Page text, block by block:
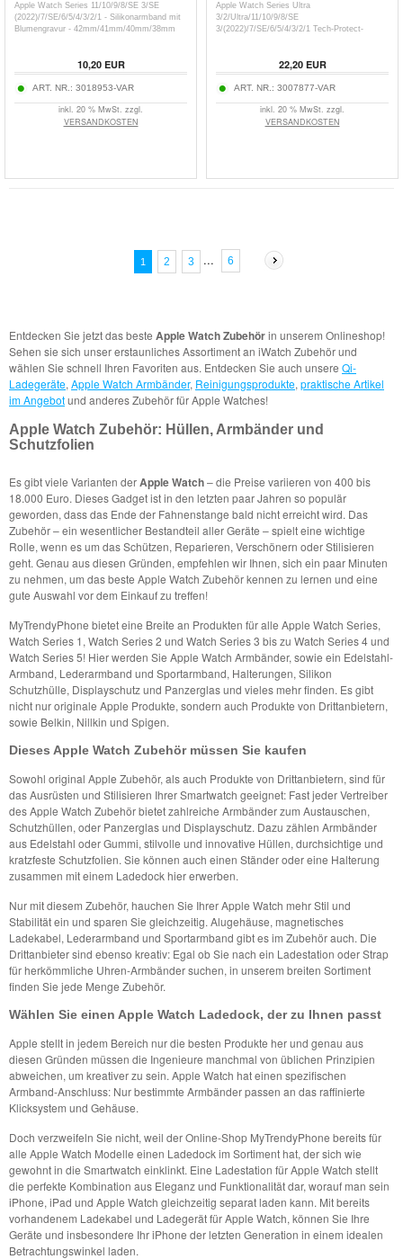
Apple Watch Series 11/10/9/8/SE 3/SE
(2022)/7/SE/6/5/4/3/2/1 - Silikonarmband mit
Blumengravur - 42mm/41mm/40mm/38mm
10,20EUR
ART. NR.: 3018953-VAR
inkl. 20 % MwSt. zzgl.
VERSANDKOSTEN
Apple Watch Series Ultra
3/2/Ultra/11/10/9/8/SE
3/(2022)/7/SE/6/5/4/3/2/1 Tech-Protect-
22,20EUR
ART. NR.: 3007877-VAR
inkl. 20 % MwSt. zzgl.
VERSANDKOSTEN
1 2 3 ... 6
Entdecken Sie jetzt das beste Apple Watch Zubehörin unserem Onlineshop!
Sehen sie sich unser erstaunliches Assortiment an iWatch Zubehör und
wählen Sie schnell Ihren Favoriten aus. Entdecken Sie auch unsere Qi-
Ladegeräte, Apple Watch Armbänder, Reinigungsprodukte, praktische Artikel
im Angebotund anderes Zubehör für Apple Watches!
Apple Watch Zubehör: Hüllen, Armbänder und
Schutzfolien
Es gibt viele Varianten derApple Watch– die Preise variieren von 400 bis
18.000 Euro. Dieses Gadget ist in den letzten paar Jahren so populär
geworden, dass das Ende der Fahnenstange bald nicht erreicht wird. Das
Zubehör – ein wesentlicher Bestandteil aller Geräte – spielt eine wichtige
Rolle, wenn es um das Schützen, Reparieren, Verschönern oder Stilisieren
geht. Genau aus diesen Gründen, empfehlen wir Ihnen, sich ein paar Minuten
zu nehmen, um das beste Apple Watch Zubehör kennen zu lernen und eine
gute Auswahl vor dem Einkauf zu treffen!
MyTrendyPhone bietet eine Breite an Produkten für alle Apple Watch Series,
Watch Series 1, Watch Series 2 und Watch Series 3 bis zu Watch Series 4 und
Watch Series 5! Hier werden Sie Apple Watch Armbänder, sowie ein Edelstahl-
Armband, Lederarmband und Sportarmband, Halterungen, Silikon
Schutzhülle, Displayschutz und Panzerglas und vieles mehr finden. Es gibt
nicht nur originale Apple Produkte, sondern auch Produkte von Drittanbietern,
sowie Belkin, Nillkin und Spigen.
Dieses Apple Watch Zubehör müssen Sie kaufen
Sowohl original Apple Zubehör, als auch Produkte von Drittanbietern, sind für
das Ausrüsten und Stilisieren Ihrer Smartwatch geeignet: Fast jeder Vertreiber
des Apple Watch Zubehör bietet zahlreiche Armbänder zum Austauschen,
Schutzhüllen, oder Panzerglas und Displayschutz. Dazu zählen Armbänder
aus Edelstahl oder Gummi, stilvolle und innovative Hüllen, durchsichtige und
kratzfeste Schutzfolien. Sie können auch einen Ständer oder eine Halterung
zusammen mit einem Ladedock hier erwerben.
Nur mit diesem Zubehör, hauchen Sie Ihrer Apple Watch mehr Stil und
Stabilität ein und sparen Sie gleichzeitig. Alugehäuse, magnetisches
Ladekabel, Lederarmband und Sportarmband gibt es im Zubehör auch. Die
Drittanbieter sind ebenso kreativ: Egal ob Sie nach ein Ladestation oder Strap
für herkömmliche Uhren-Armbänder suchen, in unserem breiten Sortiment
finden Sie jede Menge Zubehör.
Wählen Sie einen Apple Watch Ladedock, der zu Ihnen passt
Apple stellt in jedem Bereich nur die besten Produkte her und genau aus
diesen Gründen müssen die Ingenieure manchmal von üblichen Prinzipien
abweichen, um kreativer zu sein. Apple Watch hat einen spezifischen
Armband-Anschluss: Nur bestimmte Armbänder passen an das raffinierte
Klicksystem und Gehäuse.
Doch verzweifeln Sie nicht, weil der Online-Shop MyTrendyPhone bereits für
alle Apple Watch Modelle einen Ladedock im Sortiment hat, der sich wie
gewohnt in die Smartwatch einklinkt. Eine Ladestation für Apple Watch stellt
die perfekte Kombination aus Eleganz und Funktionalität dar, worauf man sein
iPhone, iPad und Apple Watch gleichzeitig separat laden kann. Mit bereits
vorhandenem Ladekabel und Ladegerät für Apple Watch, können Sie Ihre
Geräte und insbesondere Ihr iPhone der letzten Generation in einem idealen
Betrachtungswinkel laden.